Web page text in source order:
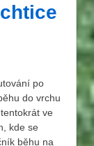
po
do vrchu
ve
kde se
běhu na